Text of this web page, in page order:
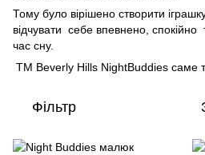
Тому було вірішено створити
відчувати себе впевнено, спокійно
час сну.
ТМ Beverly Hills NightBuddies саме
Фільтр